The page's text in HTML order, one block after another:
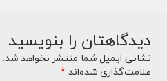
دیدگاهتان را بنویسید
نشانی ایمیل شما منتشر نخواهد شد.
علامت‌گذاری شده‌اند*